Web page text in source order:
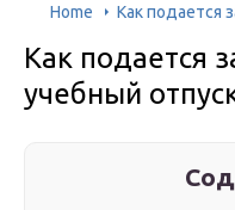
Home Как подается
Как подается
учебный